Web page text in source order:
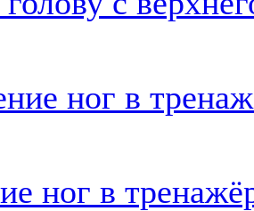
ног в
ног в